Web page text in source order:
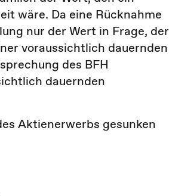
wäre. Da eine Rücknahme
nur der Wert in Frage, der
voraussichtlich dauernden
des BFH
dauernden
Aktienerwerbs gesunken